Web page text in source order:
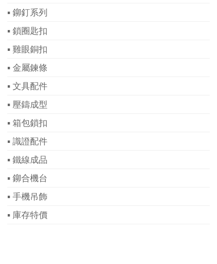
▪ 鉚釘系列
▪ 鎖圈匙扣
▪ 雞眼銅扣
▪ 金屬鍊條
▪ 文具配件
▪ 壓鑄成型
▪ 箱包鎖扣
▪ 識證配件
▪ 鐵線成品
▪ 鉚合機台
▪ 手機吊飾
▪ 庫存特價